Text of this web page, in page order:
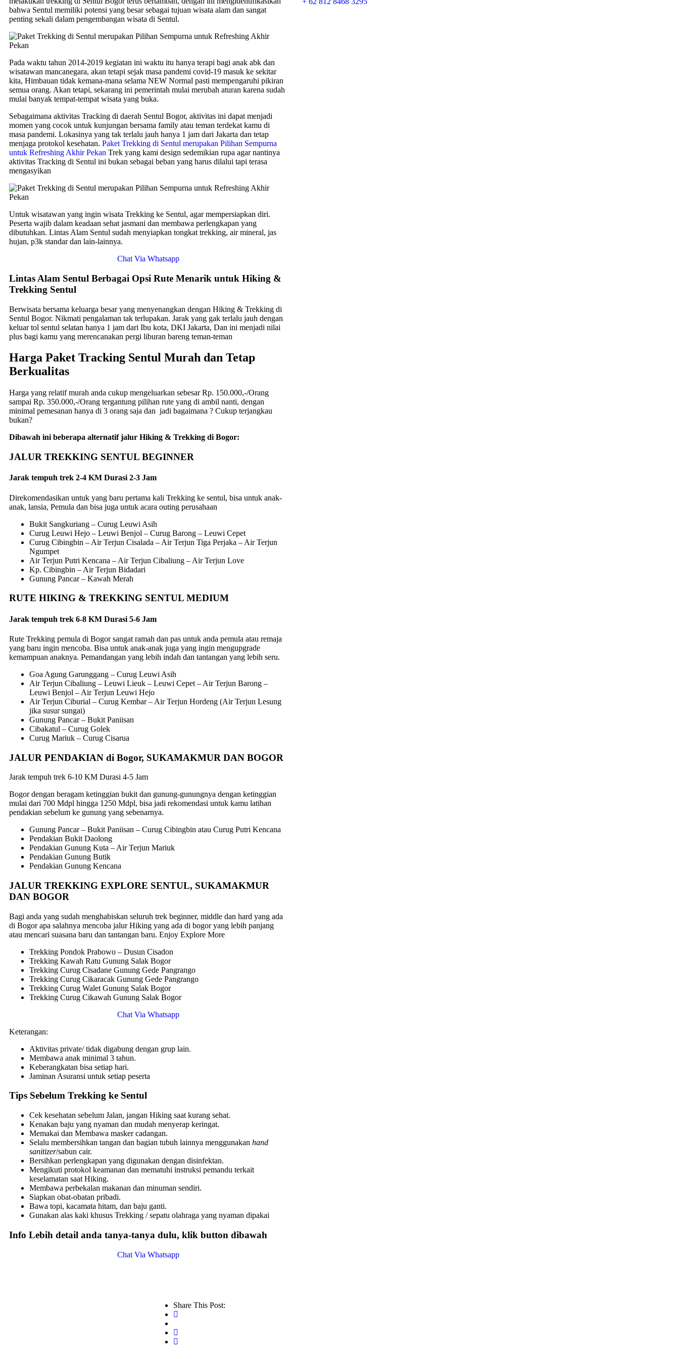
bahwa Sentul memiliki potensi yang besar sebagai tujuan wisata alam dan sangat
penting sekali dalam pengembangan wisata di Sentul.
Pada waktu tahun 2014-2019 kegiatan ini waktu itu hanya terapi bagi anak abk dan
wisatawan mancanegara, akan tetapi sejak masa pandemi covid-19 masuk ke sekitar
kita, Himbauan tidak kemana-mana selama NEW Normal pasti mempengaruhi pikiran
semua orang. Akan tetapi, sekarang ini pemerintah mulai merubah aturan karena sudah
mulai banyak tempat-tempat wisata yang buka.
Sebagaimana aktivitas Tracking di daerah Sentul Bogor, aktivitas ini dapat menjadi
momen yang cocok untuk kunjungan bersama family atau teman terdekat kamu di
masa pandemi. Lokasinya yang tak terlalu jauh hanya 1 jam dari Jakarta dan tetap
menjaga protokol kesehatan. Paket Trekking di Sentul merupakan Pilihan Sempurna
untuk Refreshing Akhir Pekan Trek yang kami design sedemikian rupa agar nantinya
aktivitas Tracking di Sentul ini bukan sebagai beban yang harus dilalui tapi terasa
mengasyikan
Untuk wisatawan yang ingin wisata Trekking ke Sentul, agar mempersiapkan diri.
Peserta wajib dalam keadaan sehat jasmani dan membawa perlengkapan yang
dibutuhkan. Lintas Alam Sentul sudah menyiapkan tongkat trekking, air mineral, jas
hujan, p3k standar dan lain-lainnya.
Chat Via Whatsapp
Lintas Alam Sentul Berbagai Opsi Rute Menarik untuk Hiking &
Trekking Sentul
Berwisata bersama keluarga besar yang menyenangkan dengan Hiking & Trekking di
Sentul Bogor. Nikmati pengalaman tak terlupakan. Jarak yang gak terlalu jauh dengan
keluar tol sentul selatan hanya 1 jam dari Ibu kota, DKI Jakarta, Dan ini menjadi nilai
plus bagi kamu yang merencanakan pergi liburan bareng teman-teman
Harga Paket Tracking Sentul Murah dan Tetap
Berkualitas
Harga yang relatif murah anda cukup mengeluarkan sebesar Rp. 150.000,-/Orang
sampai Rp. 350.000,-/Orang tergantung pilihan rute yang di ambil nanti, dengan
minimal pemesanan hanya di 3 orang saja dan jadi bagaimana ? Cukup terjangkau
bukan?
Dibawah ini beberapa alternatif jalur Hiking & Trekking di Bogor:
JALUR TREKKING SENTUL BEGINNER
Jarak tempuh trek 2-4 KM Durasi 2-3 Jam
Direkomendasikan untuk yang baru pertama kali Trekking ke sentul, bisa untuk anak-
anak, lansia, Pemula dan bisa juga untuk acara outing perusahaan
Bukit Sangkuriang – Curug Leuwi Asih
Curug Leuwi Hejo – Leuwi Benjol – Curug Barong – Leuwi Cepet
Curug Cibingbin – Air Terjun Cisalada – Air Terjun Tiga Perjaka – Air Terjun
Ngumpet
Air Terjun Putri Kencana – Air Terjun Cibaliung – Air Terjun Love
Kp. Cibingbin – Air Terjun Bidadari
Gunung Pancar – Kawah Merah
RUTE HIKING & TREKKING SENTUL MEDIUM
Jarak tempuh trek 6-8 KM Durasi 5-6 Jam
Rute Trekking pemula di Bogor sangat ramah dan pas untuk anda pemula atau remaja
yang baru ingin mencoba. Bisa untuk anak-anak juga yang ingin mengupgrade
kemampuan anaknya. Pemandangan yang lebih indah dan tantangan yang lebih seru.
Goa Agung Garunggang – Curug Leuwi Asih
Air Terjun Cibaliung – Leuwi Lieuk – Leuwi Cepet – Air Terjun Barong –
Leuwi Benjol – Air Terjun Leuwi Hejo
Air Terjun Ciburial – Curug Kembar – Air Terjun Hordeng (Air Terjun Lesung
jika susur sungai)
Gunung Pancar – Bukit Paniisan
Cibakatul – Curug Golek
Curug Mariuk – Curug Cisarua
JALUR PENDAKIAN di Bogor, SUKAMAKMUR DAN BOGOR
Jarak tempuh trek 6-10 KM Durasi 4-5 Jam
Bogor dengan beragam ketinggian bukit dan gunung-gunungnya dengan ketinggian
mulai dari 700 Mdpl hingga 1250 Mdpl, bisa jadi rekomendasi untuk kamu latihan
pendakian sebelum ke gunung yang sebenarnya.
Gunung Pancar – Bukit Paniisan – Curug Cibingbin atau Curug Putri Kencana
Pendakian Bukit Daolong
Pendakian Gunung Kuta – Air Terjun Mariuk
Pendakian Gunung Butik
Pendakian Gunung Kencana
JALUR TREKKING EXPLORE SENTUL, SUKAMAKMUR
DAN BOGOR
Bagi anda yang sudah menghabiskan seluruh trek beginner, middle dan hard yang ada
di Bogor apa salahnya mencoba jalur Hiking yang ada di bogor yang lebih panjang
atau mencari suasana baru dan tantangan baru. Enjoy Explore More
Trekking Pondok Prabowo – Dusun Cisadon
Trekking Kawah Ratu Gunung Salak Bogor
Trekking Curug Cisadane Gunung Gede Pangrango
Trekking Curug Cikaracak Gunung Gede Pangrango
Trekking Curug Walet Gunung Salak Bogor
Trekking Curug Cikawah Gunung Salak Bogor
Chat Via Whatsapp
Keterangan:
Aktivitas private/ tidak digabung dengan grup lain.
Membawa anak minimal 3 tahun.
Keberangkatan bisa setiap hari.
Jaminan Asuransi untuk setiap peserta
Tips Sebelum Trekking ke Sentul
Cek kesehatan sebelum Jalan, jangan Hiking saat kurang sehat.
Kenakan baju yang nyaman dan mudah menyerap keringat.
Memakai dan Membawa masker cadangan.
Selalu membersihkan tangan dan bagian tubuh lainnya menggunakan hand
sanitizer/sabun cair.
Bersihkan perlengkapan yang digunakan dengan disinfektan.
Mengikuti protokol keamanan dan mematuhi instruksi pemandu terkait
keselamatan saat Hiking.
Membawa perbekalan makanan dan minuman sendiri.
Siapkan obat-obatan pribadi.
Bawa topi, kacamata hitam, dan baju ganti.
Gunakan alas kaki khusus Trekking / sepatu olahraga yang nyaman dipakai
Info Lebih detail anda tanya-tanya dulu, klik button dibawah
Chat Via Whatsapp
Share This Post: